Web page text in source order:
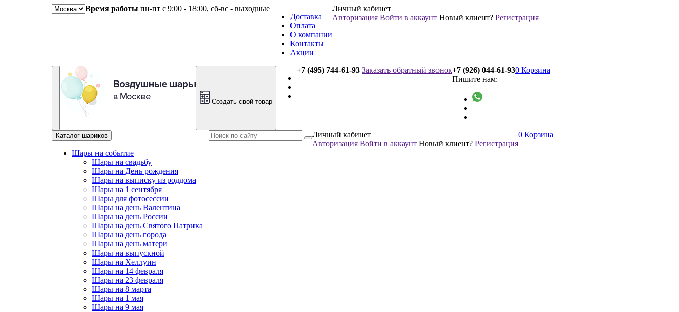
Время работы пн-пт с 9:00 - 18:00, сб-вс - выходные
Доставка
Оплата
О компании
Контакты
Акции
Личный кабинет
Авторизация Войти в аккаунт Новый клиент? Регистрация
Создать свой товар
+7 (495) 744-61-93 Заказать обратный звонок+7 (926) 044-61-93
Пишите нам:
0 Корзина
Каталог шариков
Шары на событие
Шары на свадьбу
Шары на День рождения
Шары на выписку из роддома
Шары на 1 сентября
Шары для фотосессии
Шары на день Валентина
Шары на день России
Шары на день Святого Патрика
Шары на день города
Шары на день матери
Шары на выпускной
Шары на Хеллуин
Шары на 14 февраля
Шары на 23 февраля
Шары на 8 марта
Шары на 1 мая
Шары на 9 мая
Личный кабинет
Авторизация Войти в аккаунт Новый клиент? Регистрация
0 Корзина